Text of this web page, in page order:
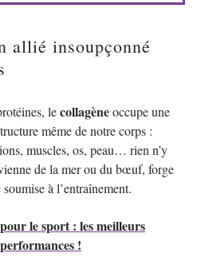
allié insoupçonné
lecollagèneoccupe une
même de notre corps :
muscles, os, peau… rien n’y
de la mer ou du bœuf, forge
à l’entraînement.
le sport : les meilleurs
!